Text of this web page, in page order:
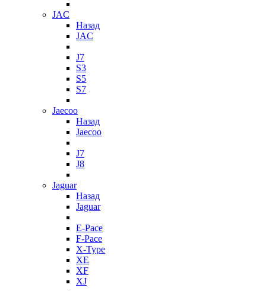
JAC
Назад
JAC
J7
S3
S5
S7
Jaecoo
Назад
Jaecoo
J7
J8
Jaguar
Назад
Jaguar
E-Pace
F-Pace
X-Type
XE
XF
XJ